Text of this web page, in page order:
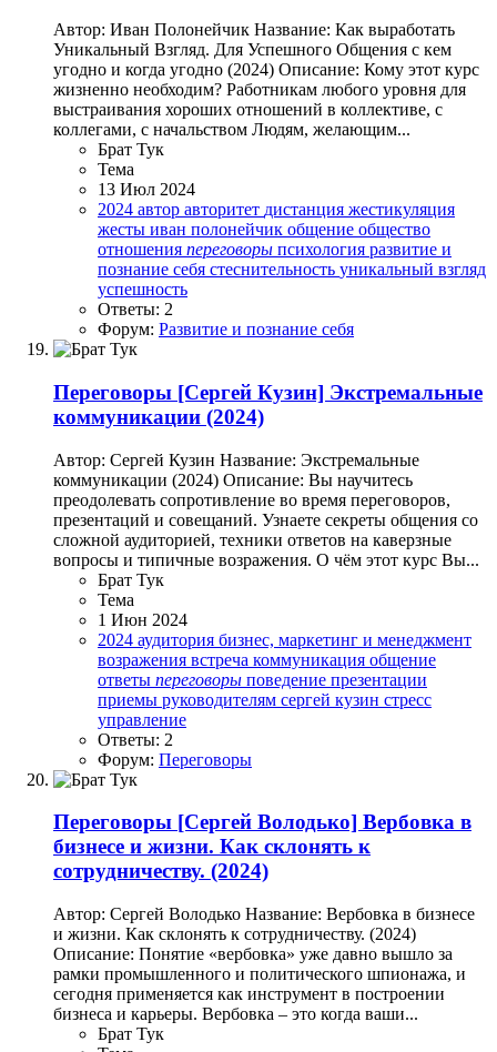
Автор: Иван Полонейчик Название: Как выработать
Уникальный Взгляд. Для Успешного Общения с кем
угодно и когда угодно (2024) Описание: Кому этот курс
жизненно необходим? Работникам любого уровня для
выстраивания хороших отношений в коллективе, с
коллегами, с начальством Людям, желающим...
Брат Тук
Тема
13 Июл 2024
2024 автор авторитет дистанция жестикуляция
жесты иван полонейчик общение общество
отношения переговоры психология развитие и
познание себя стеснительность уникальный взгляд
успешность
Ответы: 2
Форум: Развитие и познание себя
Переговоры [Сергей Кузин] Экстремальные
коммуникации (2024)
Автор: Сергей Кузин Название: Экстремальные
коммуникации (2024) Описание: Вы научитесь
преодолевать сопротивление во время переговоров,
презентаций и совещаний. Узнаете секреты общения со
сложной аудиторией, техники ответов на каверзные
вопросы и типичные возражения. О чём этот курс Вы...
Брат Тук
Тема
1 Июн 2024
2024 аудитория бизнес, маркетинг и менеджмент
возражения встреча коммуникация общение
ответы переговоры поведение презентации
приемы руководителям сергей кузин стресс
управление
Ответы: 2
Форум: Переговоры
Переговоры [Сергей Володько] Вербовка в
бизнесе и жизни. Как склонять к
сотрудничеству. (2024)
Автор: Сергей Володько Название: Вербовка в бизнесе
и жизни. Как склонять к сотрудничеству. (2024)
Описание: Понятие «вербовка» уже давно вышло за
рамки промышленного и политического шпионажа, и
сегодня применяется как инструмент в построении
бизнеса и карьеры. Вербовка – это когда ваши...
Брат Тук